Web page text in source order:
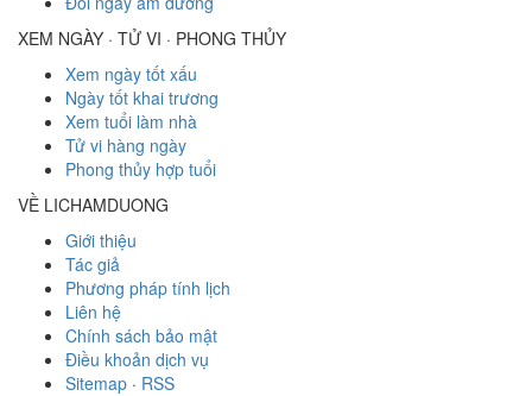
XEM NGÀY · TỬ VI · PHONG THỦY
Xem ngày tốt xấu
Ngày tốt khai trương
Xem tuổi làm nhà
Tử vi hàng ngày
Phong thủy hợp tuổi
VỀ LICHAMDUONG
Giới thiệu
Tác giả
Phương pháp tính lịch
Liên hệ
Chính sách bảo mật
Điều khoản dịch vụ
Sitemap · RSS